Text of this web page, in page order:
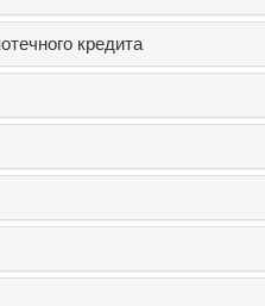
кредита